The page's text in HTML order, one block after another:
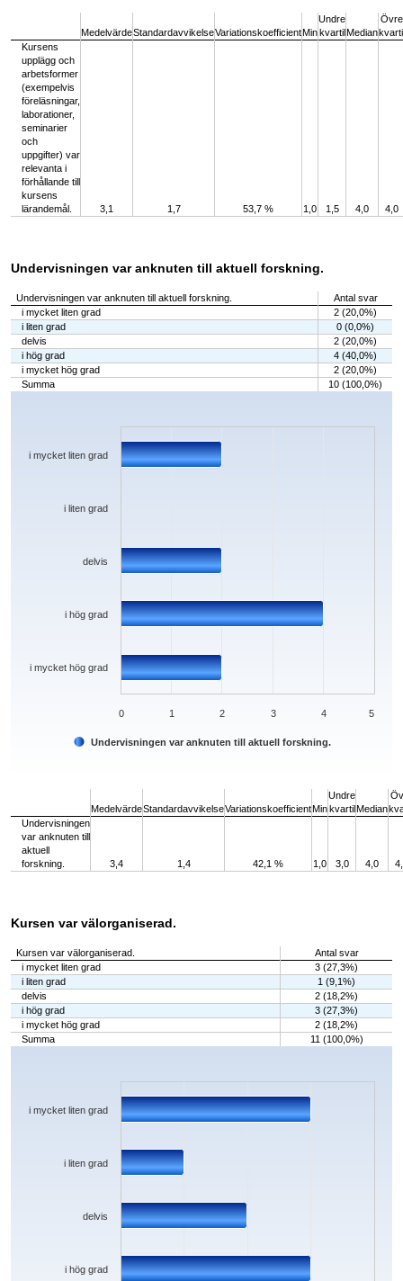
MedelvärdeStandardavvikelseVariationskoefficientMin
Undre
kvartilMedian
Övre
Kursens
upplägg och
arbetsformer
(exempelvis
föreläsningar,
laborationer,
seminarier
och
uppgifter) var
relevanta i
förhållande till
kursens
lärandemål.
3,1 1,7 53,7 % 1,0 1,5 4,0 4,0
Undervisningen var anknuten till aktuell forskning.
Undervisningen var anknuten till aktuell forskning.
Antal svar
i mycket liten grad
2 (20,0%)
i liten grad
0 (0,0%)
delvis
2 (20,0%)
i hög grad
4 (40,0%)
i mycket hög grad
2 (20,0%)
Summa
10 (100,0%)
Chart
The chart has 1 X axis displaying categories.
The chart has 1 Y axis displaying values. Data ranges from 0 to 4.
Undervisningen var anknuten till aktuell forskning.
i mycket hög grad
i hög grad
delvis
i liten grad
i mycket liten grad
0 1 2 3 4 5
MedelvärdeStandardavvikelseVariationskoefficientMin
Undre
kvartilMedian
Undervisningen
var anknuten till
aktuell
forskning.
3,4 1,4 42,1 % 1,0 3,0 4,0
Kursen var välorganiserad.
Kursen var välorganiserad.
Antal svar
i mycket liten grad
3 (27,3%)
i liten grad
1 (9,1%)
delvis
2 (18,2%)
i hög grad
3 (27,3%)
i mycket hög grad
2 (18,2%)
Summa
11 (100,0%)
Chart
The chart has 1 X axis displaying categories.
The chart has 1 Y axis displaying values. Data ranges from 1 to 3.
i hög grad
delvis
i liten grad
i mycket liten grad